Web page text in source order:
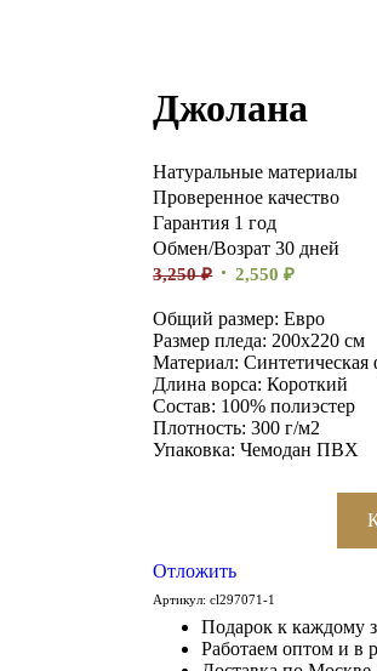
Джолана
Натуральные материалы
Проверенное качество
Гарантия 1 год
Обмен/Возрат 30 дней
3,250₽ 2,550₽
Общий размер: Евро
Размер пледа: 200х220 см
Материал: Синтетическая
Длина ворса: Короткий
Состав: 100% полиэстер
Плотность: 300 г/м2
Упаковка: Чемодан ПВХ
Отложить
Артикул:cl297071-1
Подарок к каждому
Работаем оптом и в